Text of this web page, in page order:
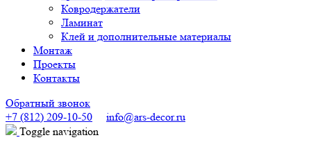
Ковродержатели
Ламинат
Клей и дополнительные материалы
Монтаж
Проекты
Контакты
Обратный звонок
+7 (812) 209-10-50
info@ars-decor.ru
Toggle navigation